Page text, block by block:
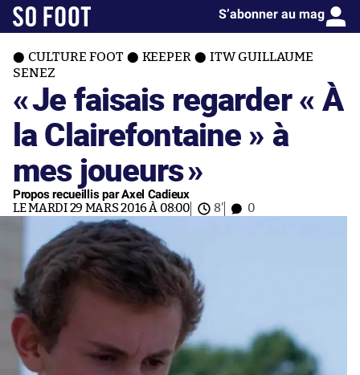
S’abonner au mag
CULTURE FOOT KEEPER
ITW GUILLAUME
SENEZ
«Je faisais regarder « À
la Clairefontaine » à
mes joueurs»
Propos recueillis par Axel Cadieux
LE MARDI 29 MARS 2016 À 08:00 8' 0